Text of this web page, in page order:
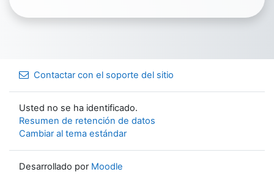
Contactar con el soporte del sitio
Usted no se ha identificado.
Resumen de retención de datos
Cambiar al tema estándar
Desarrollado por Moodle